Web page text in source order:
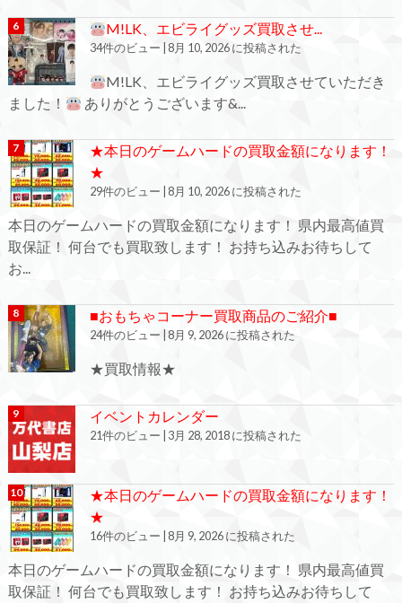
M!LK、エビライグッズ買取させ...
34件のビュー 8月 10, 2026 に投稿された
M!LK、エビライグッズ買取させていただき
ました！
ありがとうございます&...
★本日のゲームハードの買取金額になります！
★
29件のビュー 8月 10, 2026 に投稿された
本日のゲームハードの買取金額になります！ 県内最高値買
取保証！ 何台でも買取致します！ お持ち込みお待ちして
お...
■おもちゃコーナー買取商品のご紹介■
24件のビュー 8月 9, 2026 に投稿された
★買取情報★
イベントカレンダー
21件のビュー 3月 28, 2018 に投稿された
★本日のゲームハードの買取金額になります！
★
16件のビュー 8月 9, 2026 に投稿された
本日のゲームハードの買取金額になります！ 県内最高値買
取保証！ 何台でも買取致します！ お持ち込みお待ちして